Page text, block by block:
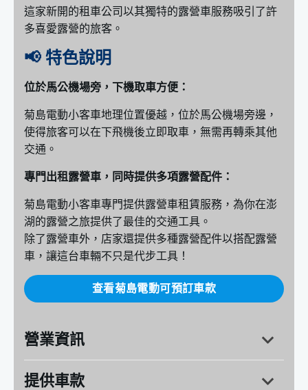
這家新開的租車公司以其獨特的露營車服務吸引了許
多喜愛露營的旅客。
📢 特色說明
位於馬公機場旁，下機取車方便：
菊島電動小客車地理位置優越，位於馬公機場旁邊，
使得旅客可以在下飛機後立即取車，無需再轉乘其他
交通。
專門出租露營車，同時提供多項露營配件：
菊島電動小客車專門提供露營車租賃服務，為你在澎
湖的露營之旅提供了最佳的交通工具。
除了露營車外，店家還提供多種露營配件以搭配露營
車，讓這台車輛不只是代步工具！
查看菊島電動可預訂車款
營業資訊
澎湖縣湖西鄉隘門村16-1號
提供車款